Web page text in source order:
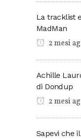
La tracklist
MadMan
2 mesi
Achille
di Dondup
2 mesi
Sapevi che